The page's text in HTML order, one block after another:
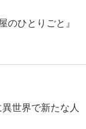
ひとりごと』
世界で新たな人